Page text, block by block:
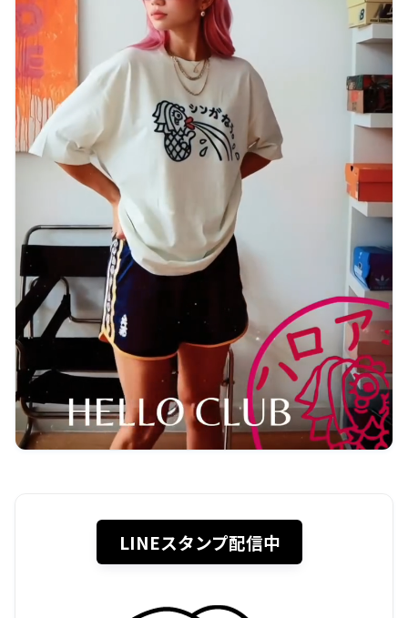
LINEスタンプ配信中